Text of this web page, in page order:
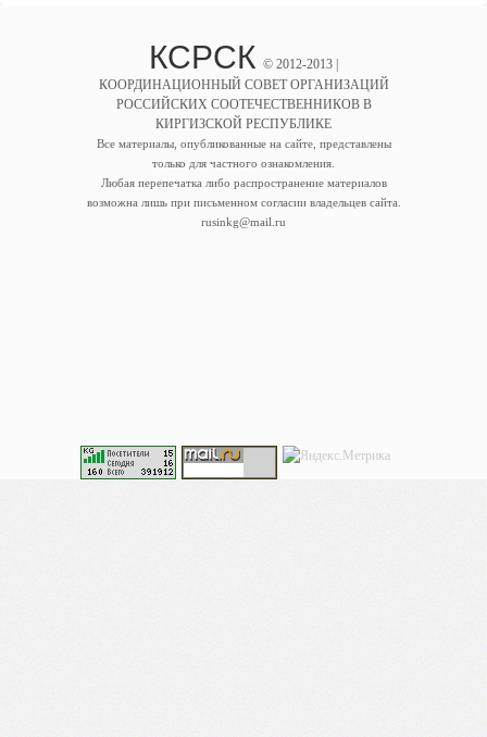
КСРСК © 2012-2013 |
КООРДИНАЦИОННЫЙ СОВЕТ ОРГАНИЗАЦИЙ
РОССИЙСКИХ СООТЕЧЕСТВЕННИКОВ В
КИРГИЗСКОЙ РЕСПУБЛИКЕ
Все материалы, опубликованные на сайте, представлены
только для частного ознакомления.
Любая перепечатка либо распространение материалов
возможна лишь при письменном согласии владельцев сайта.
rusinkg@mail.ru